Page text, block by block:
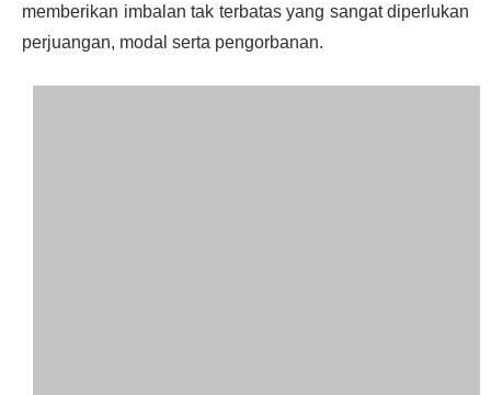
memberikan imbalan tak terbatas yang sangat diperlukan
perjuangan, modal serta pengorbanan.